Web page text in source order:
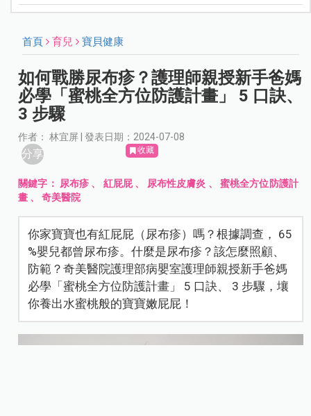
首頁 育兒 寶貝健康
如何戰勝尿布疹？護理師親授新手爸媽
必學「蜜桃全方位防護計畫」 5 口訣、
3 步驟
作者： 林宜屏 | 發表日期：2024-07-08
分享 收藏
關鍵字： 尿布疹 、 紅屁屁、 尿布性皮膚炎 、 蜜桃全方位防護計
畫 、奇美醫院
你家寶寶也有紅屁屁（尿布疹）嗎？根據調查， 65
%嬰兒都曾尿布疹。什麼是尿布疹？該怎麼照顧、
防範？奇美醫院護理部病嬰室護理師親授新手爸媽
必學「蜜桃全方位防護計畫」 5 口訣、 3 步驟，壤
你養出水蜜桃般的寶寶嫩屁屁！